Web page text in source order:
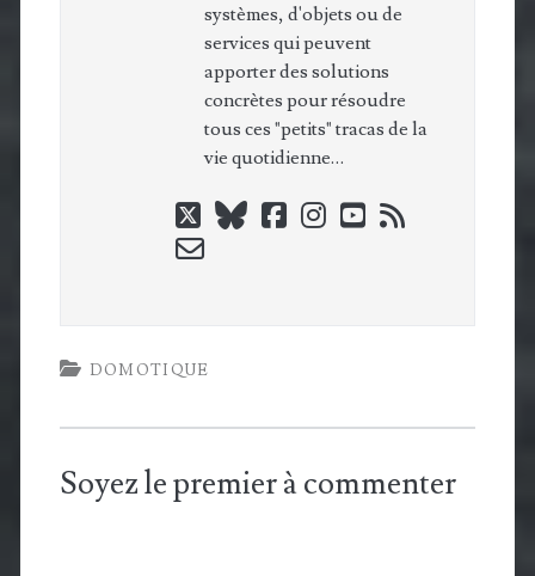
systèmes, d'objets ou de
services qui peuvent
apporter des solutions
concrètes pour résoudre
tous ces "petits" tracas de la
vie quotidienne…
twitterblueskyfacebook
instagram
youtube
rss
email-
DOMOTIQUE
Soyez le premier à commenter